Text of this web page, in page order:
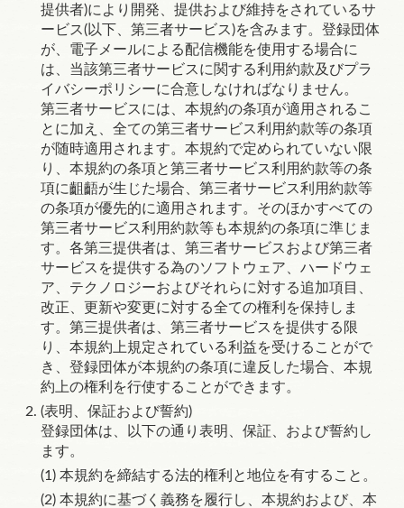
提供者)により開発、提供および維持をされているサ
ービス(以下、第三者サービス)を含みます。登録団体
が、電子メールによる配信機能を使用する場合に
は、当該第三者サービスに関する利用約款及びプラ
イバシーポリシーに合意しなければなりません。
第三者サービスには、本規約の条項が適用されるこ
とに加え、全ての第三者サービス利用約款等の条項
が随時適用されます。本規約で定められていない限
り、本規約の条項と第三者サービス利用約款等の条
項に齟齬が生じた場合、第三者サービス利用約款等
の条項が優先的に適用されます。そのほかすべての
第三者サービス利用約款等も本規約の条項に準じま
す。各第三提供者は、第三者サービスおよび第三者
サービスを提供する為のソフトウェア、ハードウェ
ア、テクノロジーおよびそれらに対する追加項目、
改正、更新や変更に対する全ての権利を保持しま
す。第三提供者は、第三者サービスを提供する限
り、本規約上規定されている利益を受けることがで
き、登録団体が本規約の条項に違反した場合、本規
約上の権利を行使することができます。
(表明、保証および誓約)
登録団体は、以下の通り表明、保証、および誓約し
ます。
本規約を締結する法的権利と地位を有すること。
本規約に基づく義務を履行し、本規約および、本